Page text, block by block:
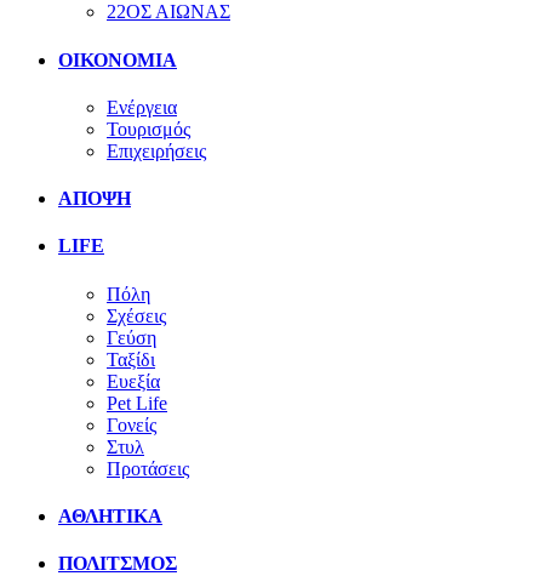
22ΟΣ ΑΙΩΝΑΣ
ΟΙΚΟΝΟΜΙΑ
Ενέργεια
Τουρισμός
Επιχειρήσεις
ΑΠΟΨΗ
LIFE
Πόλη
Σχέσεις
Γεύση
Ταξίδι
Ευεξία
Pet Life
Γονείς
Στυλ
Προτάσεις
ΑΘΛΗΤΙΚΑ
ΠΟΛΙΤΣΜΟΣ